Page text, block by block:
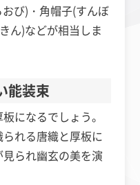
び)・角帽子(すんぼ
ん)などが相当しま
能装束
になるでしょう。
れる唐織と厚板に
られ幽玄の美を演